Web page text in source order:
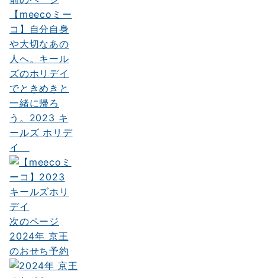
稿
ナ
ビ
ゲ
ー
シ
ョ
ン
【meecoミー
コ】自分自身
や大切なあの
人へ。キール
ズのホリデイ
でときめきと
一緒に帰ろ
う。2023 キ
ールズ ホリデ
イ
次のページ
2024年 京王
のおせち予約